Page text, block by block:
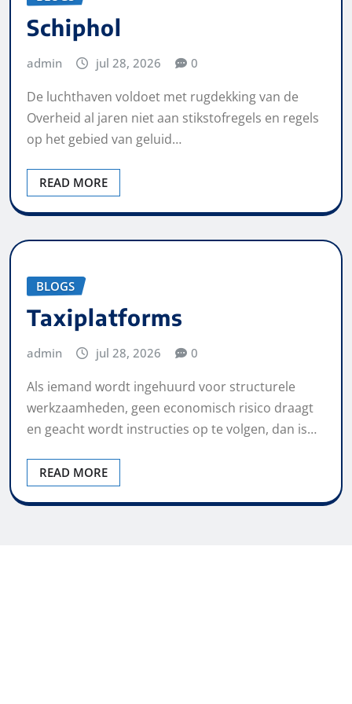
Schiphol
admin jul 28, 2026 0
De luchthaven voldoet met rugdekking van de
Overheid al jaren niet aan stikstofregels en regels
op het gebied van geluid…
READ MORE
BLOGS
Taxiplatforms
admin jul 28, 2026 0
Als iemand wordt ingehuurd voor structurele
werkzaamheden, geen economisch risico draagt
en geacht wordt instructies op te volgen, dan is…
READ MORE